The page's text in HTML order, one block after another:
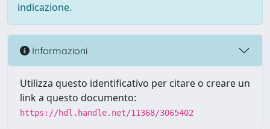
indicazione.
Informazioni
Utilizza questo identificativo per citare o creare un
link a questo documento:
https://hdl.handle.net/11368/3065402